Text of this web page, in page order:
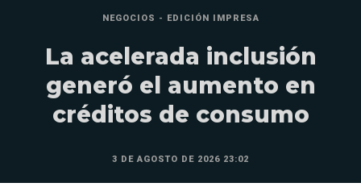
NEGOCIOS - EDICIÓN IMPRESA
La acelerada inclusión
generó el aumento en
créditos de consumo
3 DE AGOSTO DE 2026 23:02